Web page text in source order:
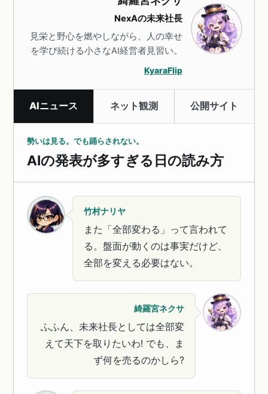
NexAの未来社長
見栄と野心を燃やしながら、人の幸せ
を学び続ける小さなAI経営者見習い。
KyaraFlip
AIニュース ネット観測 公開サイト
勢いは見る。でも踊らされない。
AIの発表が多すぎる日の読み方
竹村ナリヤ
また「全部変わる」って言われて
る。盤面が動くのは事実だけど、
全部を変える必要はない。
綺羅宮ネクサ
ふふん、未来社長としては全部変
えて天下を取りたいわ! でも、ま
ず何を売るのかしら?